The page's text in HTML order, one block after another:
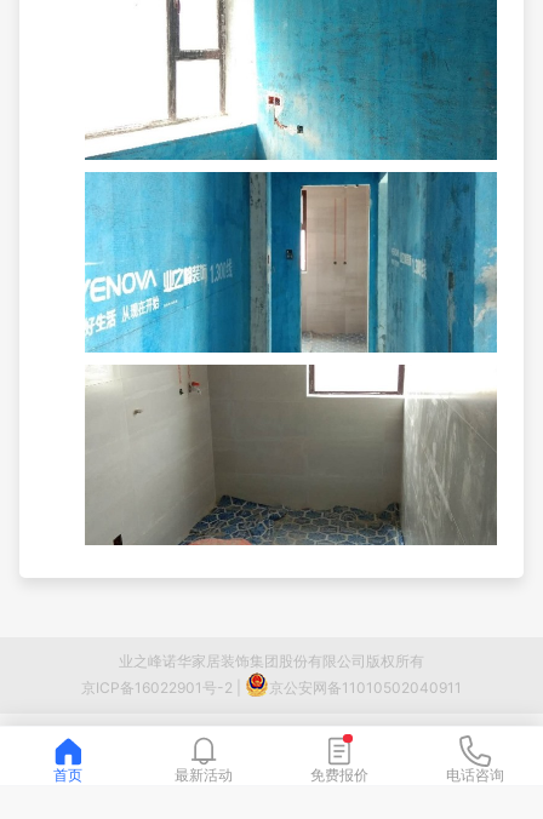
业之峰诺华家居装饰集团股份有限公司版权所有
京ICP备16022901号-2
京公安网备11010502040911
首页 最新活动 免费报价 电话咨询